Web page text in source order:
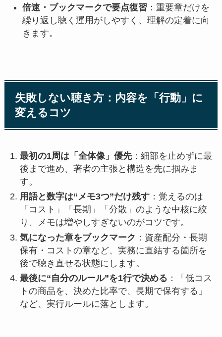
倍速・ブックマークで要点復習 ：重要章だけを
繰り返し聴く運用がしやすく、理解の定着に向
きます。
失敗しない聴き方：内容を「行動」に
変えるコツ
最初の1周は「全体像」優先：細部を止めずに最
後まで進め、著者の主張と構造を先に掴みま
す。
用語と数字は“メモ3つ”だけ残す：覚えるのは
「コスト」「長期」「分散」のような中核に絞
り、メモは増やしすぎないのがコツです。
気になった章をブックマーク ：資産配分・長期
保有・コストの章など、実務に直結する箇所を
後で聴き直せる状態にします。
最後に“自分のルール”を1行で決める ：「低コス
トの商品を、決めた比率で、長期で保有する」
など、実行ルールに落とします。